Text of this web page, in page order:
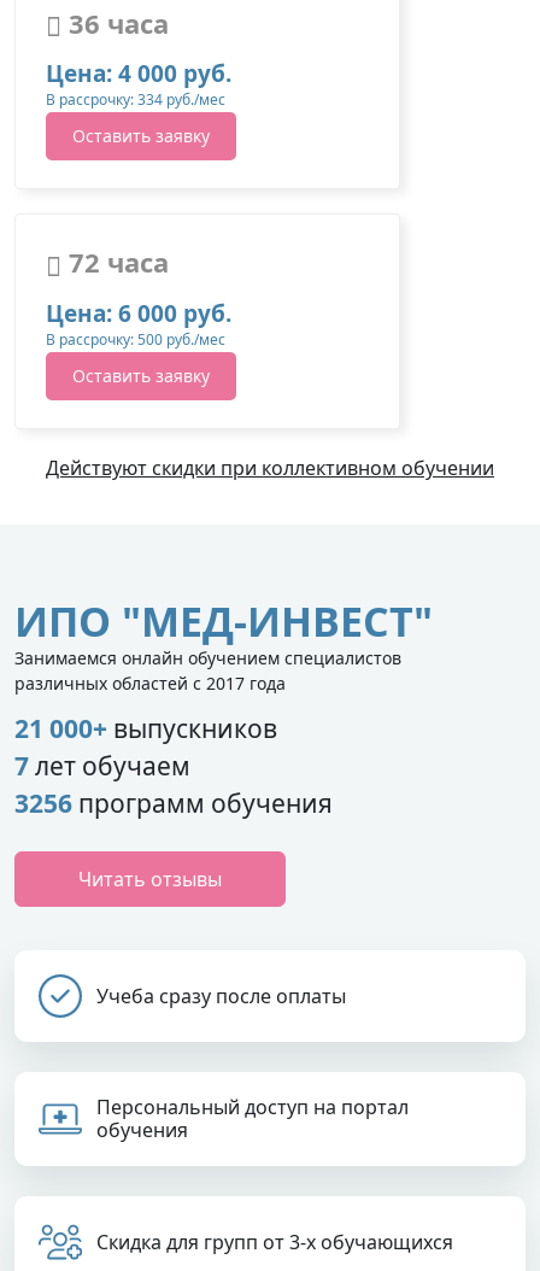
36 часа
Цена: 4 000 руб.
В рассрочку: 334 руб./мес
Оставить заявку
72 часа
Цена: 6 000 руб.
В рассрочку: 500 руб./мес
Оставить заявку
Действуют скидки при коллективном обучении
ИПО "МЕД-ИНВЕСТ"
Занимаемся онлайн обучением специалистов
различных областей с 2017 года
21 000+ выпускников
7лет обучаем
3256 программ обучения
Читать отзывы
Учеба сразу после оплаты
Персональный доступ на портал
обучения
Скидка для групп от 3-х обучающихся